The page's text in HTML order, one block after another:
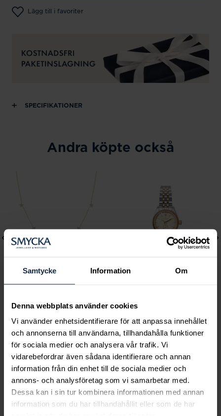
Samtycke Information Om
Denna webbplats använder cookies
Vi använder enhetsidentifierare för att anpassa innehållet
och annonserna till användarna, tillhandahålla funktioner
för sociala medier och analysera vår trafik. Vi
vidarebefordrar även sådana identifierare och annan
information från din enhet till de sociala medier och
annons- och analysföretag som vi samarbetar med.
Dessa kan i sin tur kombinera informationen med annan
information som du har tillhandahållit eller som de har
Lägg till i favoriter
SPECIFIKATIONER
Andra köpte också
Mockberg
Pris
799 kr
Mockberg
Pris
2 399 kr
2 399 kr
Smycka tar ansvar för ett hållbart